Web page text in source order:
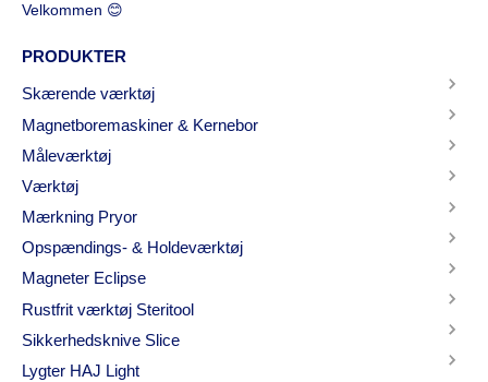
Velkommen 😊
PRODUKTER
Skærende værktøj
Magnetboremaskiner & Kernebor
Måleværktøj
Værktøj
Mærkning Pryor
Opspændings- & Holdeværktøj
Magneter Eclipse
Rustfrit værktøj Steritool
Sikkerhedsknive Slice
Lygter HAJ Light